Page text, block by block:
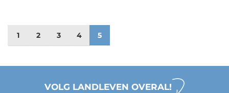
1 2 3 4 5
VOLG LANDLEVEN OVERAL!